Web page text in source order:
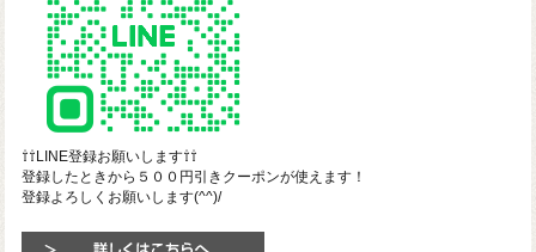
⇧⇧LINE登録お願いします⇧⇧
登録したときから５００円引きクーポンが使えます！
登録よろしくお願いします(^^)/